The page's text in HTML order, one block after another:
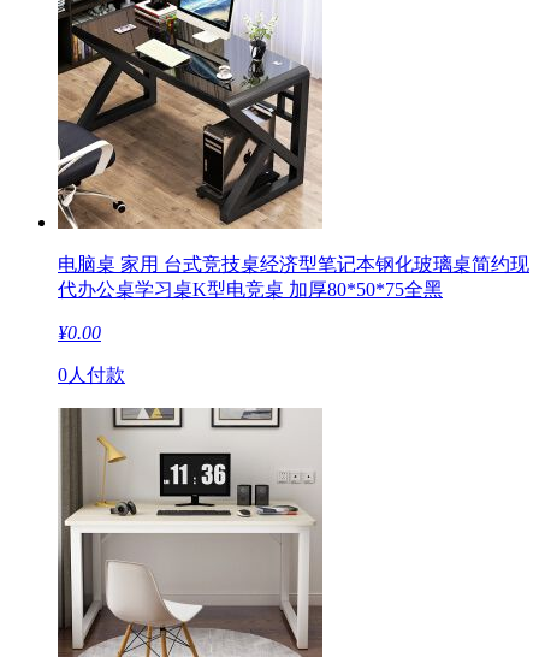
电脑桌 家用 台式竞技桌经济型笔记本钢化玻璃桌简约现
代办公桌学习桌K型电竞桌 加厚80*50*75全黑
¥0.00
0人付款